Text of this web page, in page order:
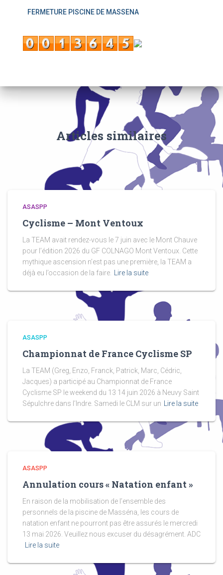
FERMETURE PISCINE DE MASSENA
Articles similaires
ASASPP
Cyclisme – Mont Ventoux
La TEAM avait rendez-vous le 7 juin avec le Mont Chauve
pour l’édition 2026 du GF COLNAGO Mont Ventoux. Cette
mythique ascension n’est pas une première, la TEAM a
déjà eu l’occasion de la faire.
Lire la suite
ASASPP
Championnat de France Cyclisme SP
La TEAM (Greg, Enzo, Franck, Patrick, Marc, Cédric,
Jacques) a participé au Championnat de France
Cyclisme SP le weekend du 13 14 juin 2026 à Neuvy Saint
Sépulchre dans l’Indre. Samedi le CLM sur un
Lire la suite
ASASPP
Annulation cours « Natation enfant »
En raison de la mobilisation de l’ensemble des
personnels de la piscine de Masséna, les cours de
natation enfant ne pourront pas être assurés le mercredi
13 mai 2026. Veuillez nous excuser du désagrément. ADC
Lire la suite